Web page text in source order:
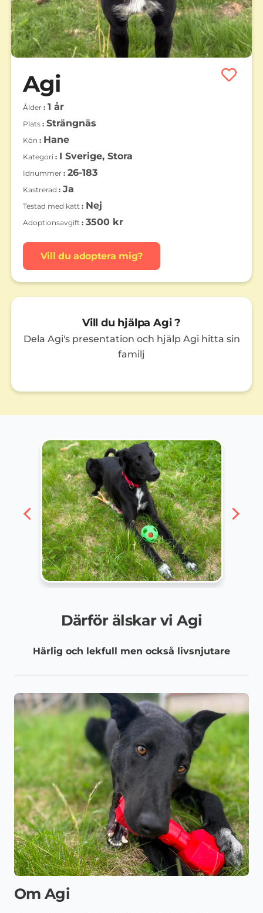
Agi
Ålder 1 år
Plats Strängnäs
Kön Hane
Kategori I Sverige, Stora
Idnummer 26-183
Kastrerad Ja
Testad med katt Nej
Adoptionsavgift 3500 kr
Vill du adoptera mig?
Vill du hjälpa Agi ?
Dela Agi's presentation och hjälp Agi hitta sin
familj
Därför älskar vi Agi
Härlig och lekfull men också livsnjutare
Om Agi